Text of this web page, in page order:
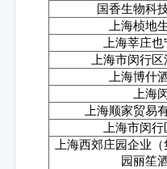
国香生物科
上海桢地
上海莘庄也
上海市闵行
上海博什
上海
上海顺家贸易
上海市闵
上海西郊庄园企业
园丽笙